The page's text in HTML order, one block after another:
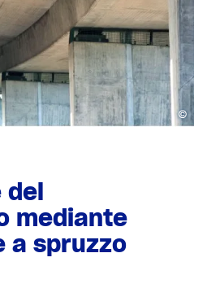
©
del
mediante
a spruzzo